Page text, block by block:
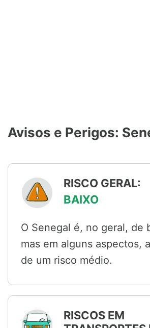
Avisos e Perigos:
RISCO GERAL:
BAIXO
O Senegal é, no geral, de
mas em alguns aspectos,
de um risco médio.
RISCOS EM